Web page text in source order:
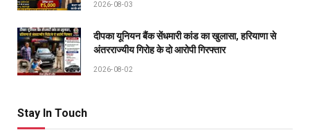
2026-08-03
दीपका यूनियन बैंक सेंधमारी कांड का खुलासा, हरियाणा से
अंतरराज्यीय गिरोह के दो आरोपी गिरफ्तार
2026-08-02
Stay In Touch